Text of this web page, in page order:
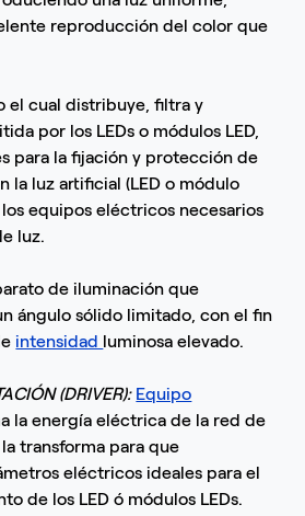
reproducción del color que
el cual distribuye, filtra y
por los LEDs o módulos LED,
para la fijación y protección de
la luz artificial (LED o módulo
equipos eléctricos necesarios
luz.
de iluminación que
ángulo sólido limitado, con el fin
intensidad luminosa elevado.
(DRIVER): Equipo
la energía eléctrica de la red de
transforma para que
eléctricos ideales para el
de los LED ó módulos LEDs.